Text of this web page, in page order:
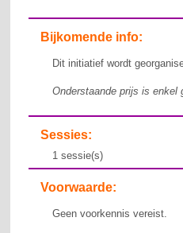
Bijkomende info:
Dit initiatief wordt
Onderstaande prijs is enkel
Sessies:
1 sessie(s)
Voorwaarde:
Geen voorkennis vereist.